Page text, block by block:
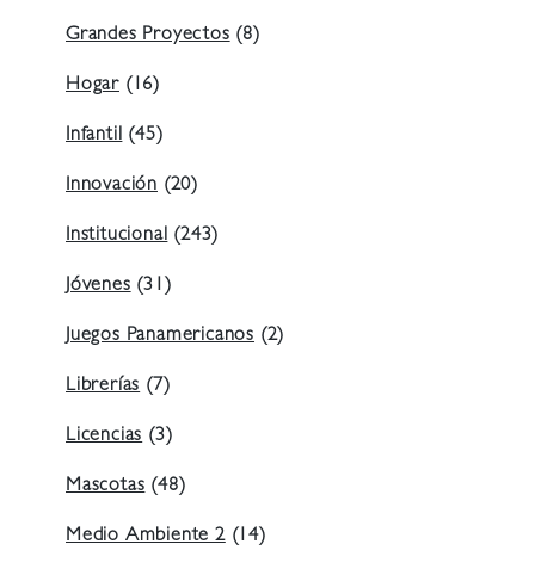
Grandes Proyectos (8)
Hogar (16)
Infantil (45)
Innovación (20)
Institucional (243)
Jóvenes (31)
Juegos Panamericanos (2)
Librerías (7)
Licencias (3)
Mascotas (48)
Medio Ambiente 2(14)